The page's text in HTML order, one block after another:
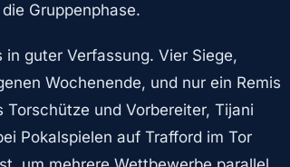
Gruppenphase.
guter Verfassung. Vier Siege,
Wochenende, und nur ein Remis
und Vorbereiter, Tijani
Pokalspielen auf Trafford im Tor